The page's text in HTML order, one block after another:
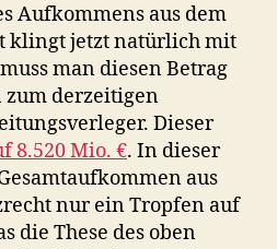
Aufkommens aus dem
klingt jetzt natürlich mit
man diesen Betrag
zum derzeitigen
Dieser
8.520 Mio. €. In dieser
aus
nur ein Tropfen auf
die These des oben